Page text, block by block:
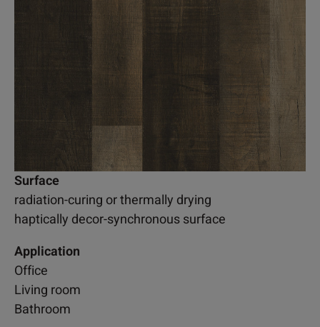
Surface
radiation-curing or thermally drying
haptically decor-synchronous surface
Application
Office
Living room
Bathroom